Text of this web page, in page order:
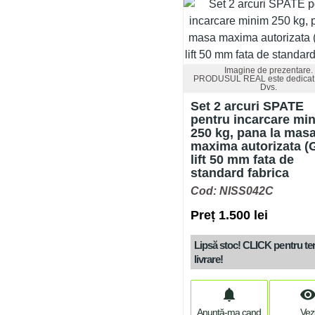
Imagine de prezentare.
PRODUSUL REAL este
Dvs.
Set 2 arcuri SPATE
pentru incarcare
250 kg, pana la
maxima autorizata
lift 50 mm fata de
standard fabrica
Cod: NISS042C
Preț 1.500 lei
Lipsă stoc! CLICK pentru
livrare!
notifications
Anunță-ma cand
visibility
Vezi